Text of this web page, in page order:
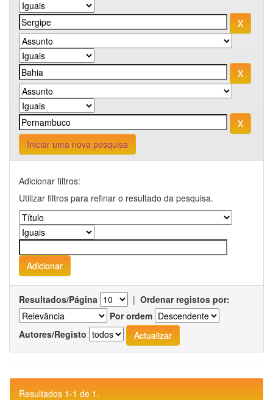
Iniciar uma nova pesquisa
Adicionar filtros:
Utilizar filtros para refinar o resultado da pesquisa.
Resultados/Página | Ordenar registos por:
Por ordem
Autores/Registo
Resultados 1-1 de 1.